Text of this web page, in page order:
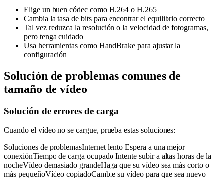
Elige un buen códec como H.264 o H.265
Cambia la tasa de bits para encontrar el equilibrio correcto
Tal vez reduzca la resolución o la velocidad de fotogramas,
pero tenga cuidado
Usa herramientas como HandBrake para ajustar la
configuración
Solución de problemas comunes de
tamaño de vídeo
Solución de errores de carga
Cuando el vídeo no se cargue, prueba estas soluciones:
Soluciones de problemasInternet lento Espera a una mejor
conexiónTiempo de carga ocupado Intente subir a altas horas de la
nocheVídeo demasiado grandeHaga que su vídeo sea más corto o
más pequeñoVídeo copiadoCambie su vídeo para que sea nuevo